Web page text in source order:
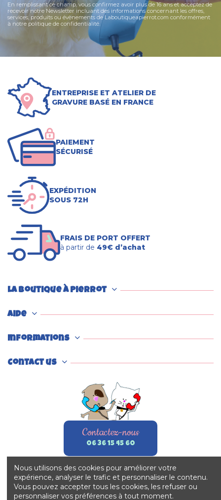
En remplissant ce champ, vous confirmez avoir plus de 16 ans et acceptez de
recevoir notre Newsletter incluant des informations concernant les offres,
services, produits ou évènements de Laboutiqueapierrot.com conformément
à notre politique de confidentialité.
ENTREPRISE ET ATELIER DE
GRAVURE BASÉ EN FRANCE
PAIEMENT
SÉCURISÉ
EXPÉDITION
SOUS 72H
FRAIS DE PORT OFFERT
à partir de 49€ d’achat
La boutique à Pierrot
Aide
Informations
Contact us
Contactez-nous
06 36 15 45 60
Nous utilisons des cookies pour améliorer votre
expérience, analyser le trafic et personnaliser le contenu.
Vous pouvez accepter tous les cookies, les refuser ou
personnaliser vos préférences à tout moment.